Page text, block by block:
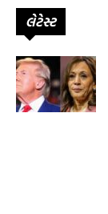
લેટેસ્ટ